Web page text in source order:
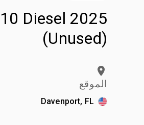
(Unused)
الموقع
Davenport, FL